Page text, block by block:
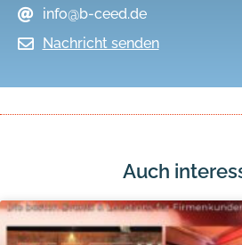
info@b-ceed.de
Nachricht senden
Auch